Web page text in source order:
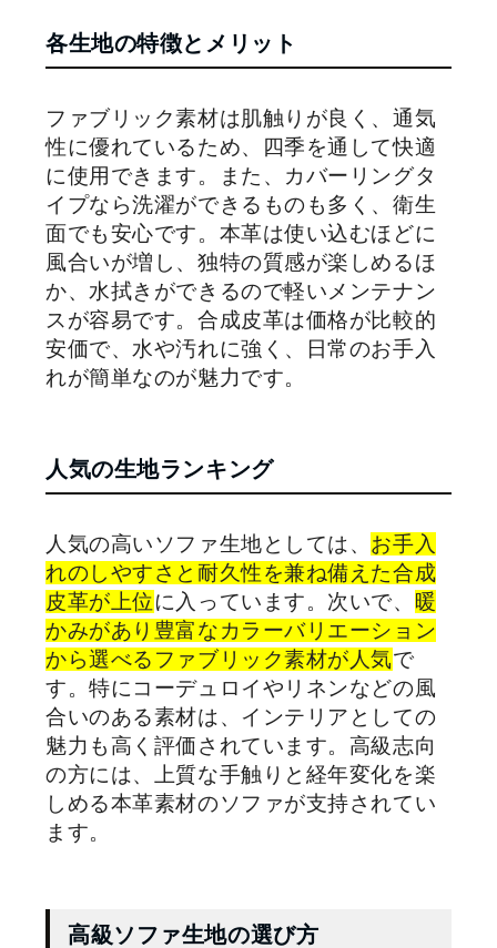
各生地の特徴とメリット
ファブリック素材は肌触りが良く、通気
性に優れているため、四季を通して快適
に使用できます。また、カバーリングタ
イプなら洗濯ができるものも多く、衛生
面でも安心です。本革は使い込むほどに
風合いが増し、独特の質感が楽しめるほ
か、水拭きができるので軽いメンテナン
スが容易です。合成皮革は価格が比較的
安価で、水や汚れに強く、日常のお手入
れが簡単なのが魅力です。
人気の生地ランキング
人気の高いソファ生地としては、 お手入
れのしやすさと耐久性を兼ね備えた合成
皮革が上位に入っています。次いで、
暖
かみがあり豊富なカラーバリエーション
から選べるファブリック素材が人気で
す。特にコーデュロイやリネンなどの風
合いのある素材は、インテリアとしての
魅力も高く評価されています。高級志向
の方には、上質な手触りと経年変化を楽
しめる本革素材のソファが支持されてい
ます。
高級ソファ生地の選び方